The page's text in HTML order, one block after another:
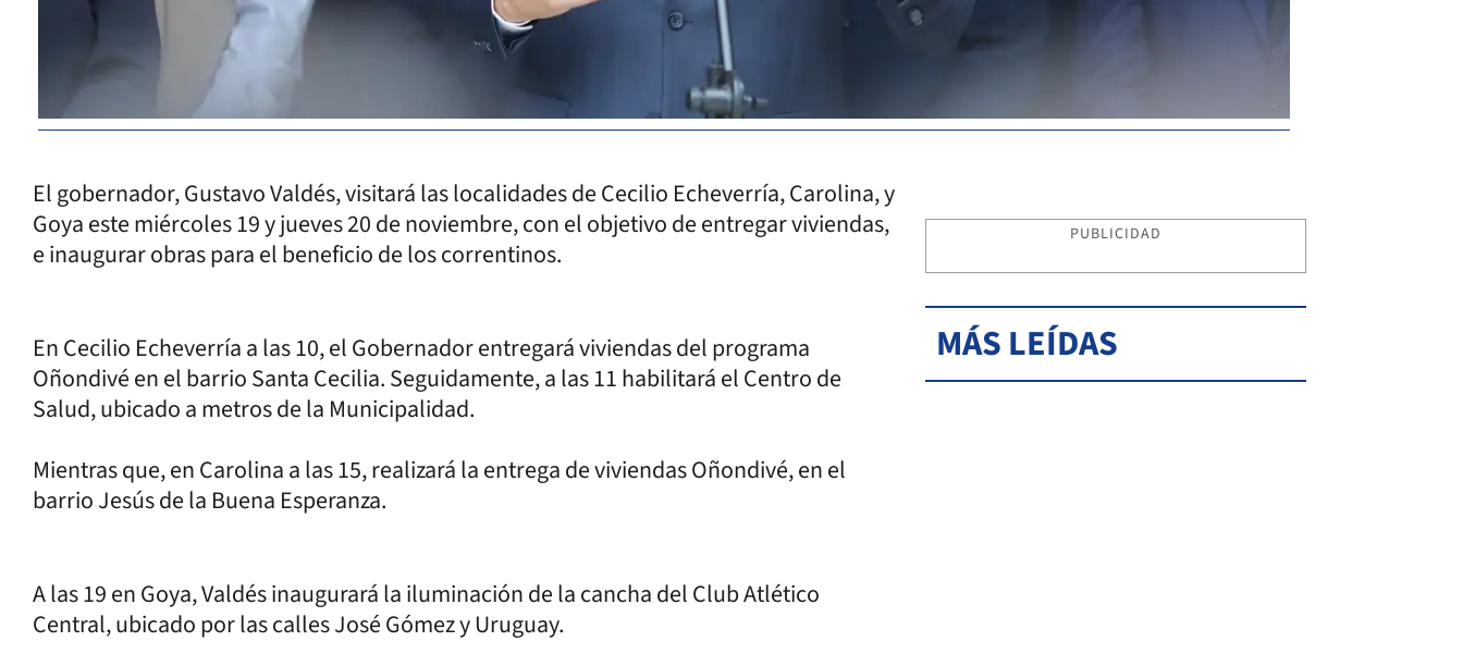
El gobernador, Gustavo Valdés, visitará las localidades de Cecilio Echeverría, Carolina, y
Goya este miércoles 19 y jueves 20 de noviembre, con el objetivo de entregar viviendas,
e inaugurar obras para el beneficio de los correntinos.
En Cecilio Echeverría a las 10, el Gobernador entregará viviendas del programa
Oñondivé en el barrio Santa Cecilia. Seguidamente, a las 11 habilitará el Centro de
Salud, ubicado a metros de la Municipalidad.
Mientras que, en Carolina a las 15, realizará la entrega de viviendas Oñondivé, en el
barrio Jesús de la Buena Esperanza.
A las 19 en Goya, Valdés inaugurará la iluminación de la cancha del Club Atlético
Central, ubicado por las calles José Gómez y Uruguay.
PUBLICIDAD
MÁS LEÍDAS